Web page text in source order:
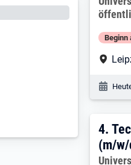
Beginn
4.
4.
(m/